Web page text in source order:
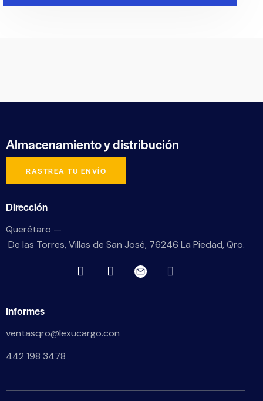
Almacenamientoy distribución
RASTREA TU ENVÍO
Dirección
Querétaro —
De las Torres, Villas de San José, 76246 La Piedad, Qro.
Informes
ventasqro@lexucargo.con
442 198 3478